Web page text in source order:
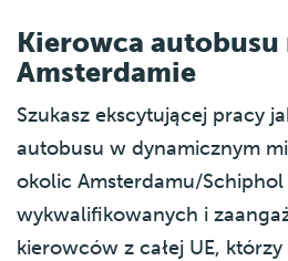
Kierowca
Amsterdamie
Szukasz ekscytującej pracy
autobusu w dynamicznym
okolic Amsterdamu/Schiphol
wykwalifikowanych i
kierowców z całej UE,